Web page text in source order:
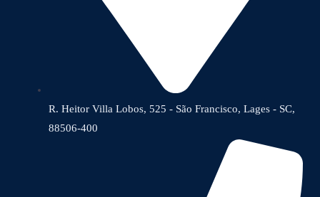
R. Heitor Villa Lobos, 525 - São Francisco, Lages - SC,
88506-400